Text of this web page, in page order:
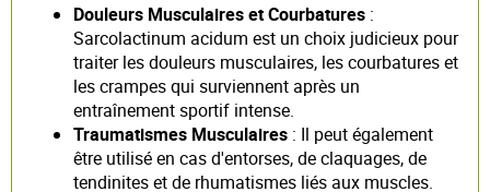
Douleurs Musculaires et Courbatures :
Sarcolactinum acidum est un choix judicieux pour
traiter les douleurs musculaires, les courbatures et
les crampes qui surviennent après un
entraînement sportif intense.
Traumatismes Musculaires : Il peut également
être utilisé en cas d'entorses, de claquages, de
tendinites et de rhumatismes liés aux muscles.